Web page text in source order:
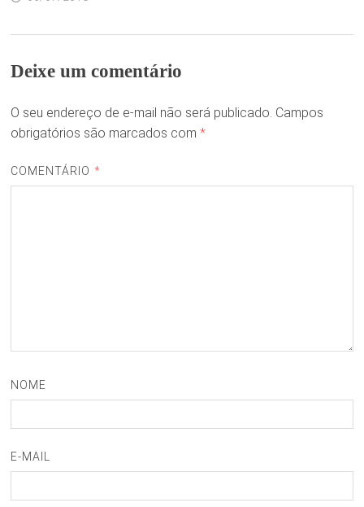
Deixe um comentário
O seu endereço de e-mail não será publicado. Campos
obrigatórios são marcados com *
COMENTÁRIO *
NOME
E-MAIL